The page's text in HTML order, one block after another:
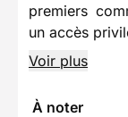
premiers
un accès
Voir plus
À noter